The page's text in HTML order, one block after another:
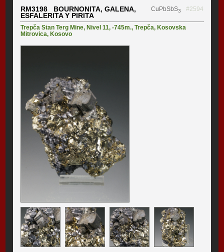
RM3198 BOURNONITA, GALENA,
ESFALERITA Y PIRITA
CuPbSbS3 #2594
Trepča Stan Terg Mine,Nivel 11, -745m.,Trepča,Kosovska
Mitrovica,Kosovo